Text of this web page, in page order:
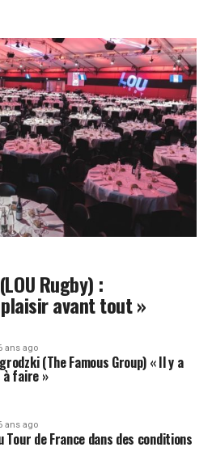
Rugby) :
avant tout »
ans ago
(The Famous Group) « Il y a
à faire »
ans ago
Tour de France dans des conditions